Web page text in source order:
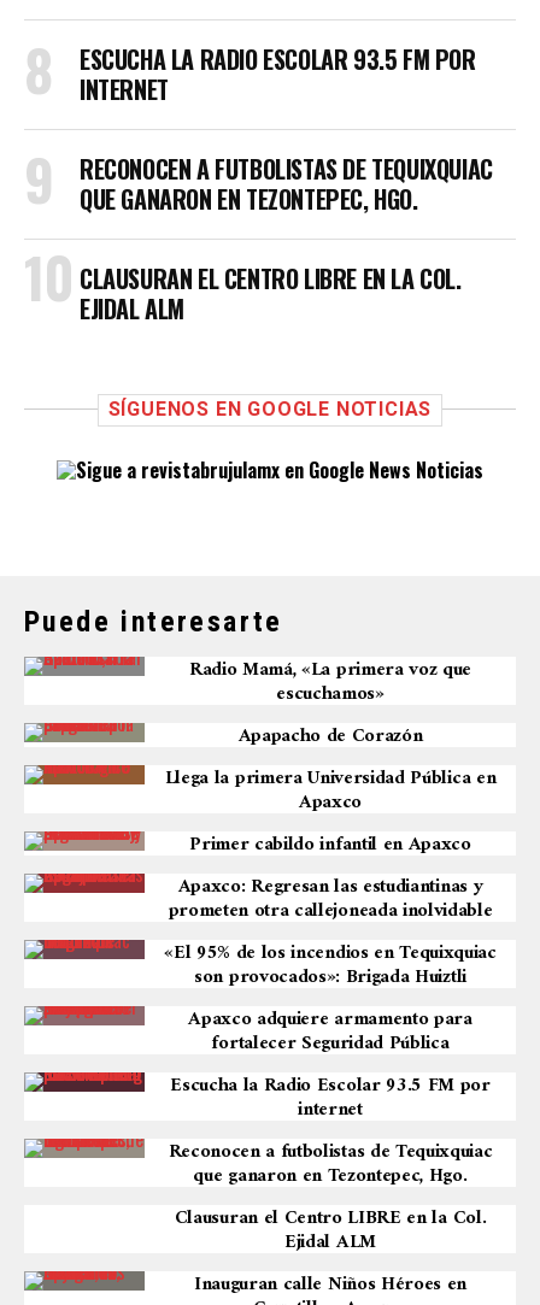
ESCUCHA LA RADIO ESCOLAR 93.5 FM POR
INTERNET
RECONOCEN A FUTBOLISTAS DE TEQUIXQUIAC
QUE GANARON EN TEZONTEPEC, HGO.
CLAUSURAN EL CENTRO LIBRE EN LA COL.
EJIDAL ALM
SÍGUENOS EN GOOGLE NOTICIAS
Puede interesarte
Radio Mamá, «La primera voz que
escuchamos»
Apapacho de Corazón
Llega la primera Universidad Pública en
Apaxco
Primer cabildo infantil en Apaxco
Apaxco: Regresan las estudiantinas y
prometen otra callejoneada inolvidable
«El 95% de los incendios en Tequixquiac
son provocados»: Brigada Huiztli
Apaxco adquiere armamento para
fortalecer Seguridad Pública
Escucha la Radio Escolar 93.5 FM por
internet
Reconocen a futbolistas de Tequixquiac
que ganaron en Tezontepec, Hgo.
Clausuran el Centro LIBRE en la Col.
Ejidal ALM
Inauguran calle Niños Héroes en